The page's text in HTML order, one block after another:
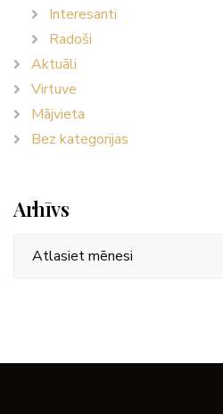
Interesanti
Radoši
Aktuāli
Virtuve
Mājvieta
Bez kategorijas
Arhīvs